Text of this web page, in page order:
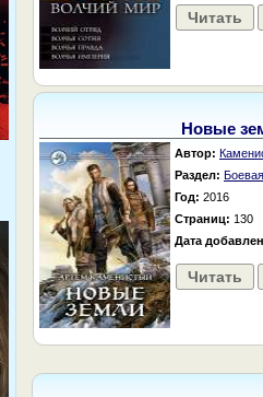
Читать
Новые
Автор:
Раздел:
Год: 2016
Страниц: 130
Дата
Читать